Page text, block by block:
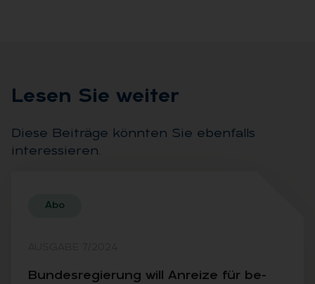
Le­sen Sie wei­ter
Diese Beiträge könnten Sie ebenfalls
interessieren.
Abo
Bun­des­re­gie­rung will An­rei­ze für be­